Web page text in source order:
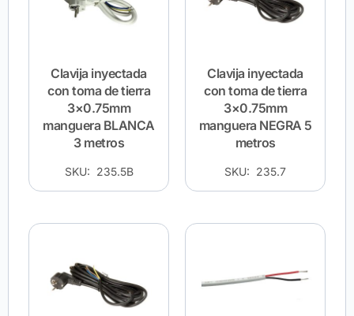
Clavija inyectada
con toma de tierra
3×0.75mm
manguera BLANCA
3 metros
SKU: 235.5B
Clavija inyectada
con toma de tierra
3×0.75mm
manguera NEGRA 5
metros
SKU: 235.7